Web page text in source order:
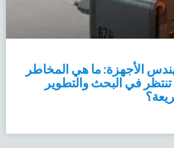
الأجهزة: ما هي المخاطر
تنتظر في البحث والتطوير